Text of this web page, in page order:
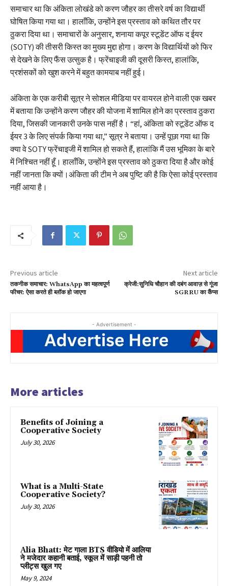
समाचार था कि अंकिता लोखंडे को करण जौहर का तीसरे वर्ष का विद्यार्थी
घोषित किया गया था। हालाँकि, उन्होंने इस प्रस्ताव को कथित तौर पर
ठुकरा दिया था। समाचारों के अनुसार, शनाया कपूर स्टूडेंट ऑफ द ईयर
(SOTY) की तीसरी किस्त का मुख्य मुद्दा होगा। करण के विद्यार्थियों को फिर
से देखने के लिए फैंस उत्सुक है। फ्रेंचाइजी की दूसरी किस्त, हालांकि,
प्रशंसकों को खुश करने में बहुत कामयाब नहीं हुई।
अंकिता के एक करीबी सूत्र ने सोशल मीडिया पर वायरल होने वाली एक खबर
में बताया कि उन्होंने करण जौहर की योजना में शामिल होने का प्रस्ताव ठुकरा
दिया, जिसकी जानकारी उनके पास नहीं है। “हां, अंकिता को स्टूडेंट ऑफ द
ईयर 3 के लिए संपर्क किया गया था,” सूत्र ने बताया। उन्हें पूछा गया था कि
क्या वे SOTY फ्रेंचाइजी में शामिल हो सकते हैं, हालांकि मैं उस भूमिका के बारे
में निश्चित नहीं हूँ। हालाँकि, उन्होंने इस प्रस्ताव को ठुकरा दिया है और कोई
नहीं जानता कि क्यों।अंकिता की टीम ने अब पुष्टि की है कि ऐसा कोई प्रस्ताव
नहीं आया है।
Previous article
तकनीक समाचार: WhatsApp का महत्वपूर्ण
फीचर: ऐसा करते ही ब्लॉक हो जाएगा
Next article
क्रेजी:सुनिधि चौहान की दबंग आवाज़ से गूंजा
SGRRU का कैंप्स
- Advertisement -
More articles
Benefits of Joining a
Cooperative Society
July 30, 2026
What is a Multi-State
Cooperative Society?
July 30, 2026
Alia Bhatt: मेट गाला BTS वीडियो में आलिया
ने मजेदार कहानी बताई, स्कूल में साड़ी पहनी तो
प्लीट्स खुल गए
May 9, 2024